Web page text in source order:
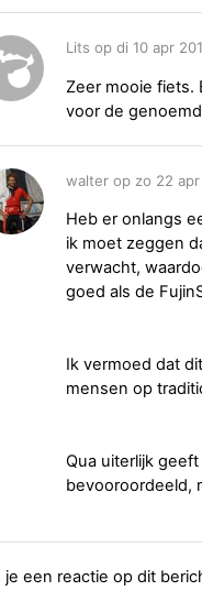
Lits op di 10 apr
Zeer mooie fiets.
voor de
walter op zo 22
Heb er onlangs
ik moet zeggen
verwacht,
goed als de
Ik vermoed dat
mensen op
Qua uiterlijk
bevooroordeeld,
je een reactie op dit